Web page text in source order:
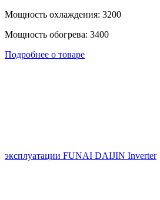
Мощность охлаждения: 3200
Мощность обогрева: 3400
Подробнее о товаре
эксплуатации FUNAI DAIJIN Inverter